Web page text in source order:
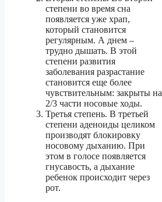
степени во время сна
появляется уже храп,
который становится
регулярным. А днем –
трудно дышать. В этой
степени развития
заболевания разрастание
становится еще более
чувствительным: закрыты на
2/3 части носовые ходы.
Третья степень. В третьей
степени аденоиды целиком
производят блокировку
носовому дыханию. При
этом в голосе появляется
гнусавость, а дыхание
ребенок происходит через
рот.